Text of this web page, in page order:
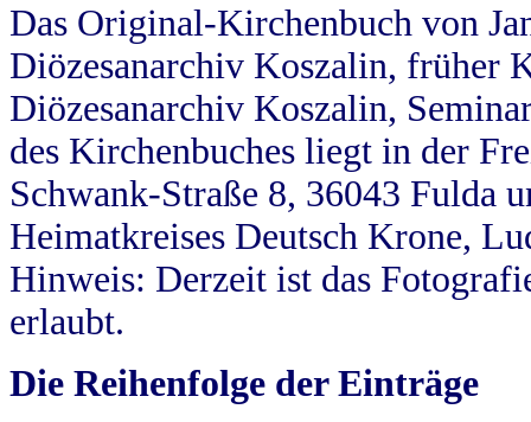
Das Original-Kirchenbuch von
Diözesanarchiv Koszalin, früher
Diözesanarchiv Koszalin,
des Kirchenbuches liegt in der
Schwank-Straße 8, 36043 Fulda
Heimatkreises Deutsch Krone,
Hinweis: Derzeit ist das
erlaubt.
Die Reihenfolge der Einträge